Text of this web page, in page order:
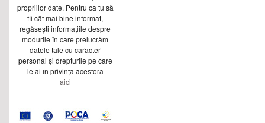
propriilor date. Pentru ca tu să
fii cât mai bine informat,
regăsești informațiile despre
modurile în care prelucrăm
datele tale cu caracter
personal și drepturile pe care
le ai în privința acestora
aici